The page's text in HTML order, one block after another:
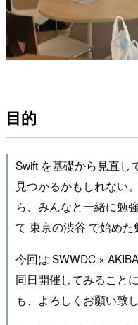
目的
Swift を基礎から見直し
見つかるかもしれない
ら、みんなと一緒に勉
て 東京の渋谷 で始めた
今回は SWWDC ×
同日開催してみること
も、よろしくお願い致